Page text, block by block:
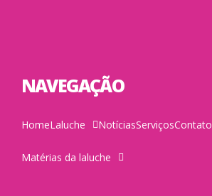
NAVEGAÇÃO
HomeLaluche NotíciasServiçosContato
Matérias da laluche